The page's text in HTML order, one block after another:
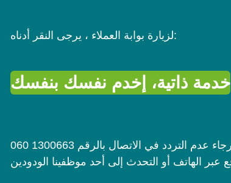
لزيارة بوابة العملاء ، يرجى النقر أدناه:
خدمة ذاتية، إخدم نفسك بنفسك
إذا كنت بحاجة إلى مزيد من المساعدة ، فالرجاء عدم التردد في الاتصال بالرقم 1300663 060